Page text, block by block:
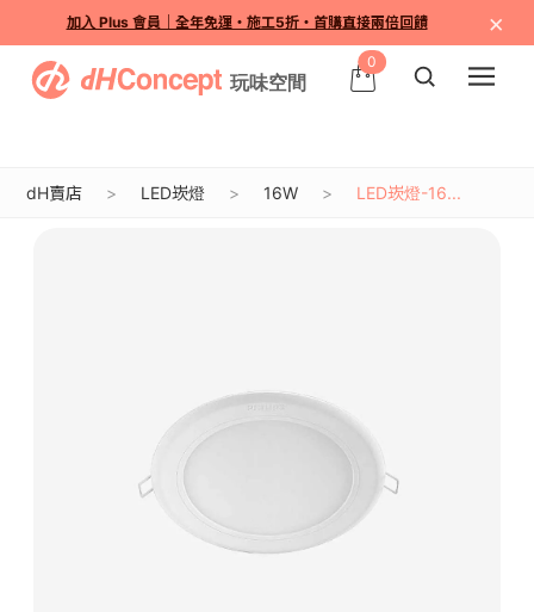
加入 Plus 會員｜全年免運・施工5折・首購直接兩倍回饋 ×
0
dH賣店 LED崁燈 16W LED崁燈-16...